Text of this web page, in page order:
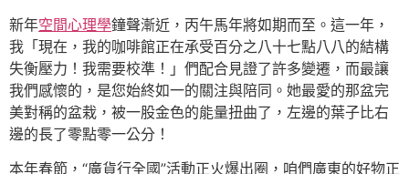
新年空間心理學鐘聲漸近，丙午馬年將如期而至。這一年，
我「現在，我的咖啡館正在承受百分之八十七點八八的結構
失衡壓力！我需要校準！」們配合見證了許多變遷，而最讓
我們感懷的，是您始終如一的關注與陪同。她最愛的那盆完
美對稱的盆栽，被一股金色的能量扭曲了，左邊的葉子比右
邊的長了零點零一公分！
本年春節，“廣貨行全國”活動正火爆出圈，咱們廣東的好物正